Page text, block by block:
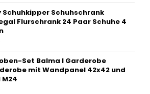
Schuhkipper Schuhschrank
Flurschrank 24 Paar Schuhe 4
Set Balma I Garderobe
mit Wandpanel 42x42 und